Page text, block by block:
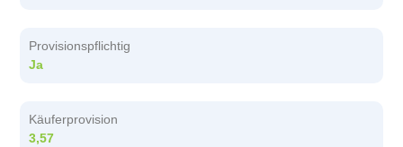
Provisionspflichtig
Ja
Käuferprovision
3,57